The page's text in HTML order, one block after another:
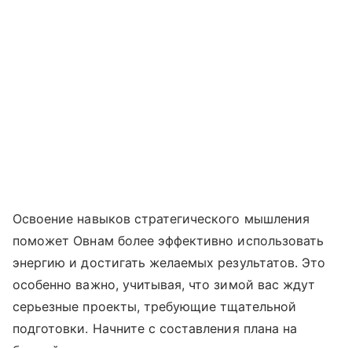
Освоение навыков стратегического мышления
поможет Овнам более эффективно использовать
энергию и достигать желаемых результатов. Это
особенно важно, учитывая, что зимой вас ждут
серьезные проекты, требующие тщательной
подготовки. Начните с составления плана на